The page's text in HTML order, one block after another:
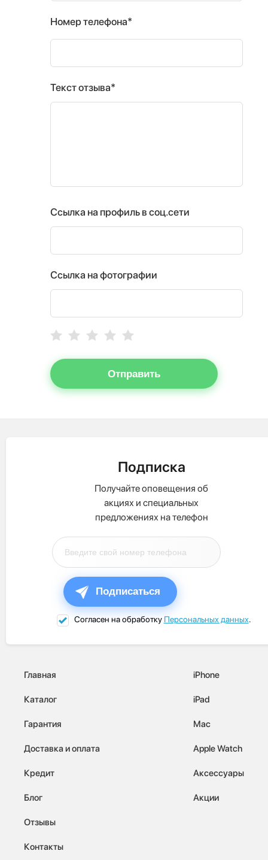
Номер телефона*
Текст отзыва*
Ссылка на профиль в соц.сети
Ссылка на фотографии
Отправить
Подписка
Получайте оповещения об
акциях и специальных
предложениях на телефон
Подписаться
Согласен на обработку Персональных данных.
Главная
Каталог
Гарантия
Доставка и оплата
Кредит
Блог
Отзывы
Контакты
iPhone
iPad
Mac
Apple Watch
Аксессуары
Акции